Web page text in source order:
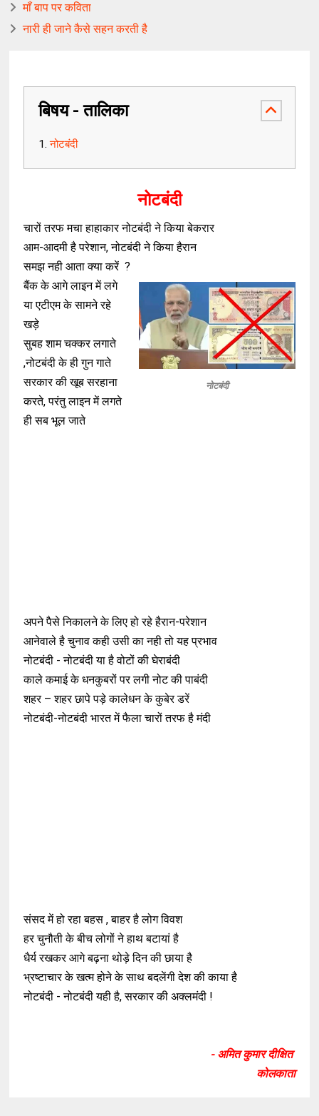
माँ बाप पर कविता
नारी ही जाने कैसे सहन करती है
बिषय - तालिका
नोटबंदी
नोटबंदी
चारों तरफ मचा हाहाकार नोटबंदी ने किया बेकरार
आम-आदमी है परेशान, नोटबंदी ने किया हैरान
समझ नही आता क्या करें ?
नोटबंदी
बैंक के आगे लाइन में लगे
या एटीएम के सामने रहे
खड़े
सुबह शाम चक्कर लगाते
,नोटबंदी के ही गुन गाते
सरकार की खूब सरहाना
करते, परंतु लाइन में लगते
ही सब भूल जाते
अपने पैसे निकालने के लिए हो रहे हैरान-परेशान
आनेवाले है चुनाव कही उसी का नही तो यह प्रभाव
नोटबंदी - नोटबंदी या है वोटों की घेराबंदी
काले कमाई के धनकुबरों पर लगी नोट की पाबंदी
शहर – शहर छापे पड़े कालेधन के कुबेर डरें
नोटबंदी-नोटबंदी भारत में फैला चारों तरफ है मंदी
संसद में हो रहा बहस , बाहर है लोग विवश
हर चुनौती के बीच लोगों ने हाथ बटायां है
धैर्य रखकर आगे बढ़ना थोड़े दिन की छाया है
भ्रष्टाचार के खत्म होने के साथ बदलेंगी देश की काया है
नोटबंदी - नोटबंदी यही है, सरकार की अक्लमंदी !
- अमित कुमार दीक्षित
कोलकाता